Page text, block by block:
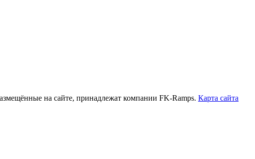
на сайте, принадлежат компании FK-Ramps. Карта сайта